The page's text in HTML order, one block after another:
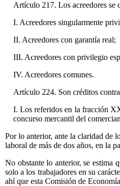
Artículo 217. Los acreedores se
I. Acreedores singularmente
II. Acreedores con garantía real;
III. Acreedores con privilegio
IV. Acreedores comunes.
Artículo 224. Son créditos
I. Los referidos en la fracción
concurso mercantil del
Por lo anterior, ante la claridad de
laboral de más de dos años, en la
No obstante lo anterior, se estima
solo a los trabajadores en su
ahí que esta Comisión de